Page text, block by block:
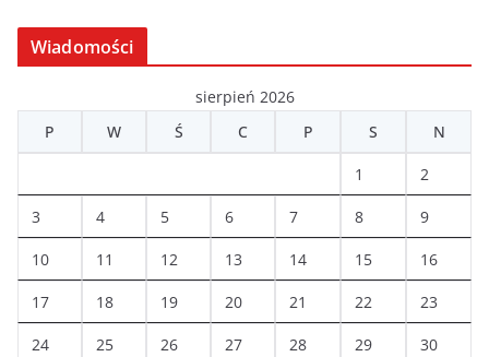
c
w
Wiadomości
sierpień 2026
P
W Ś C P S N
1 2
3 4 5 6 7 8 9
10 11 12 13 14 15 16
17 18 19 20 21 22 23
24 25 26 27 28 29 30